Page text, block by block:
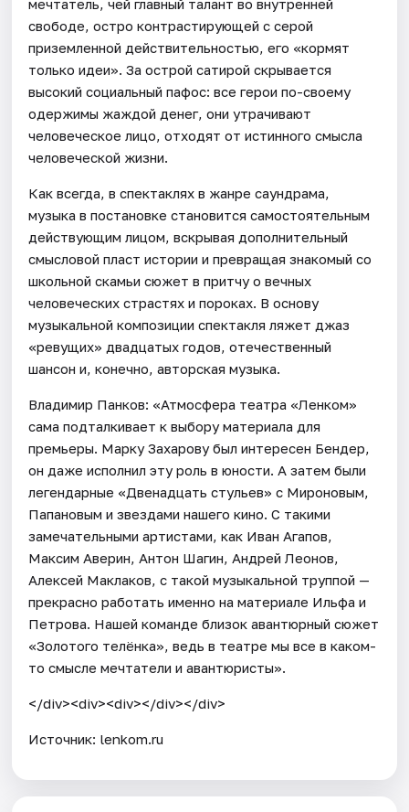
мечтатель, чей главный талант во внутренней
свободе, остро контрастирующей с серой
приземленной действительностью, его «кормят
только идеи». За острой сатирой скрывается
высокий социальный пафос: все герои по-своему
одержимы жаждой денег, они утрачивают
человеческое лицо, отходят от истинного смысла
человеческой жизни.
Как всегда, в спектаклях в жанре саундрама,
музыка в постановке становится самостоятельным
действующим лицом, вскрывая дополнительный
смысловой пласт истории и превращая знакомый со
школьной скамьи сюжет в притчу о вечных
человеческих страстях и пороках. В основу
музыкальной композиции спектакля ляжет джаз
«ревущих» двадцатых годов, отечественный
шансон и, конечно, авторская музыка.
Владимир Панков: «Атмосфера театра «Ленком»
сама подталкивает к выбору материала для
премьеры. Марку Захарову был интересен Бендер,
он даже исполнил эту роль в юности. А затем были
легендарные «Двенадцать стульев» с Мироновым,
Папановым и звездами нашего кино. С такими
замечательными артистами, как Иван Агапов,
Максим Аверин, Антон Шагин, Андрей Леонов,
Алексей Маклаков, с такой музыкальной труппой —
прекрасно работать именно на материале Ильфа и
Петрова. Нашей команде близок авантюрный сюжет
«Золотого телёнка», ведь в театре мы все в каком-
то смысле мечтатели и авантюристы».
</div><div><div></div></div>
Источник: lenkom.ru